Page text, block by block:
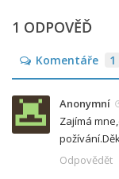
1 ODPOVĚĎ
Komentáře 1
Anonymní
Zajímá
Odpovědět